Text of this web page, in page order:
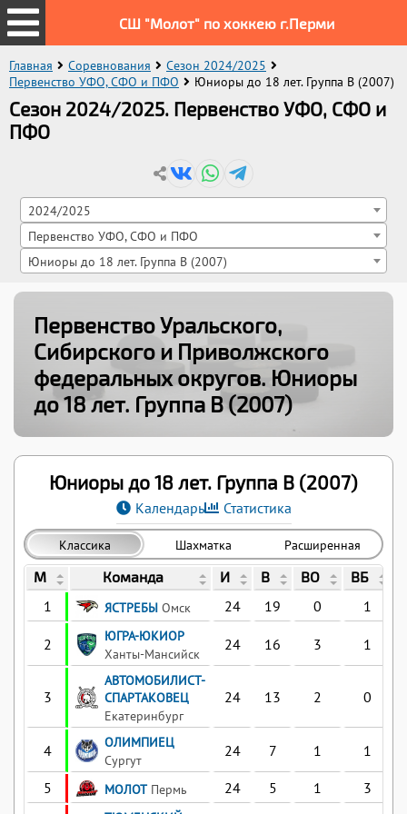
СШ "Молот" по хоккею г.Перми
Главная Соревнования
Сезон 2024/2025
Первенство УФО, СФО и ПФО
Юниоры до 18 лет. Группа B (2007)
Сезон 2024/2025. Первенство УФО, СФО и
ПФО
2024/2025
Первенство УФО, СФО и ПФО
Юниоры до 18 лет. Группа B (2007)
Первенство Уральского,
Сибирского и Приволжского
федеральных округов. Юниоры
до 18 лет. Группа B (2007)
Юниоры до 18 лет. Группа B (2007)
Календарь Статистика
Классика Шахматка
Расширенная
М
Команда И В ВО ВБ
1 ЯСТРЕБЫ Омск 24 19 0 1
2 ЮГРА-ЮКИОР
Ханты-Мансийск
24 16 3 1
3
АВТОМОБИЛИСТ-
СПАРТАКОВЕЦ
Екатеринбург
24 13 2 0
4 ОЛИМПИЕЦ
Сургут
24 7 1 1
5 МОЛОТ Пермь 24 5 1 3